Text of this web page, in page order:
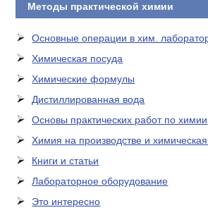
Методы практической химии
Основные операции в хим.
Химическая посуда
Химические формулы
Дистиллированная вода
Основы практических работ по химии
Химия на производстве и химическая
Книги и статьи
Лабораторное оборудование
Это интересно